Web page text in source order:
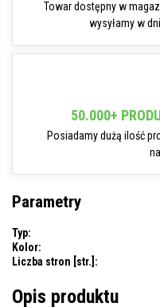
Towar dostępny w
wysyłamy w
50.000+
Posiadamy dużą ilość
Parametry
Typ:
Kolor:
Liczba stron [str.]:
Opis produktu